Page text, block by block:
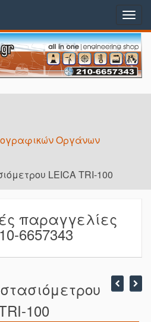
Οργάνων
LEICA TRI-100
παραγγελίες
6657343
100